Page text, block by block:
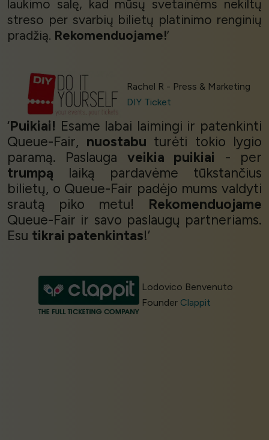
laukimo salę, kad mūsų svetainėms nekiltų
streso per svarbių bilietų platinimo renginių
pradžią. Rekomenduojame!’
Rachel R - Press & Marketing
DIY Ticket
‘Puikiai! Esame labai laimingi ir patenkinti
Queue-Fair, nuostabu turėti tokio lygio
paramą. Paslauga veikia puikiai - per
trumpą laiką pardavėme tūkstančius
bilietų, o Queue-Fair padėjo mums valdyti
srautą piko metu! Rekomenduojame
Queue-Fair ir savo paslaugų partneriams.
Esu tikrai patenkintas!’
Lodovico Benvenuto
Founder Clappit